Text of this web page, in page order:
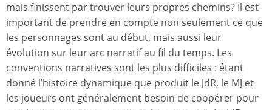
mais finissent par trouver leurs propres chemins? Il est
important de prendre en compte non seulement ce que
les personnages sont au début, mais aussi leur
évolution sur leur arc narratif au fil du temps. Les
conventions narratives sont les plus difficiles : étant
donné l’histoire dynamique que produit le JdR, le MJ et
les joueurs ont généralement besoin de coopérer pour